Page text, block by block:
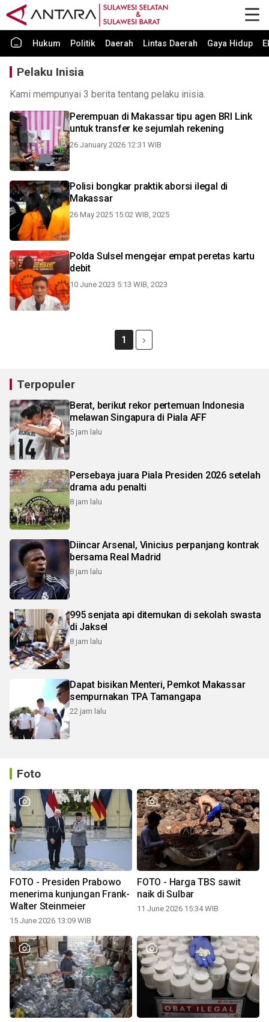
Hukum Politik Daerah Lintas Daerah Gaya Hidup
Pelaku Inisia
Kami mempunyai 3 berita tentang pelaku inisia.
Perempuan di Makassar tipu agen BRI Link
untuk transfer ke sejumlah rekening
26 January 2026 12:31 WIB
Polisi bongkar praktik aborsi ilegal di
Makassar
26 May 2025 15:02 WIB, 2025
Polda Sulsel mengejar empat peretas kartu
debit
10 June 2023 5:13 WIB, 2023
1
Terpopuler
Berat, berikut rekor pertemuan Indonesia
melawan Singapura di Piala AFF
5 jam lalu
Persebaya juara Piala Presiden 2026 setelah
drama adu penalti
8 jam lalu
Diincar Arsenal, Vinicius perpanjang kontrak
bersama Real Madrid
8 jam lalu
995 senjata api ditemukan di sekolah swasta
di Jaksel
8 jam lalu
Dapat bisikan Menteri, Pemkot Makassar
sempurnakan TPA Tamangapa
22 jam lalu
Foto
FOTO - Presiden Prabowo
menerima kunjungan Frank-
Walter Steinmeier
15 June 2026 13:09 WIB
FOTO - Harga TBS sawit
naik di Sulbar
11 June 2026 15:34 WIB